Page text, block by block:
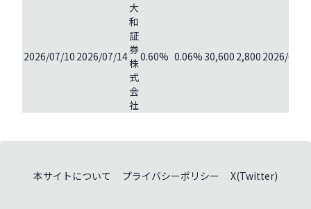
2026/07/10 2026/07/14
大
和
証
券
株
式
会
社
0.60% 0.06% 30,600 2,800 2026/07/
本サイトについて プライバシーポリシー X(Twitter)